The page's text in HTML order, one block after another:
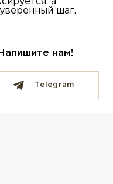
шаг.
нам!
Telegram